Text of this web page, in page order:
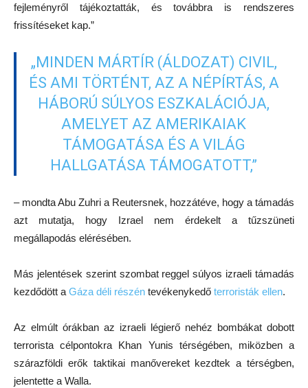
fejleményről tájékoztatták, és továbbra is rendszeres
frissítéseket kap.”
„MINDEN MÁRTÍR (ÁLDOZAT) CIVIL,
ÉS AMI TÖRTÉNT, AZ A NÉPÍRTÁS, A
HÁBORÚ SÚLYOS ESZKALÁCIÓJA,
AMELYET AZ AMERIKAIAK
TÁMOGATÁSA ÉS A VILÁG
HALLGATÁSA TÁMOGATOTT,”
– mondta Abu Zuhri a Reutersnek, hozzátéve, hogy a támadás
azt mutatja, hogy Izrael nem érdekelt a tűzszüneti
megállapodás elérésében.
Más jelentések szerint szombat reggel súlyos izraeli támadás
kezdődött a Gáza déli részén tevékenykedő terroristák ellen.
Az elmúlt órákban az izraeli légierő nehéz bombákat dobott
terrorista célpontokra Khan Yunis térségében, miközben a
szárazföldi erők taktikai manővereket kezdtek a térségben,
jelentette a Walla.